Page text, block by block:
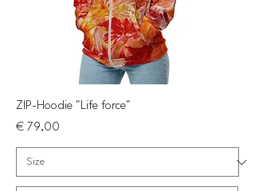
ZIP-Hoodie "Life force"
Preis
€ 79,00